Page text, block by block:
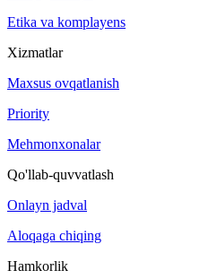
Etika va komplayens
Xizmatlar
Maxsus ovqatlanish
Priority
Mehmonxonalar
Qo'llab-quvvatlash
Onlayn jadval
Aloqaga chiqing
Hamkorlik